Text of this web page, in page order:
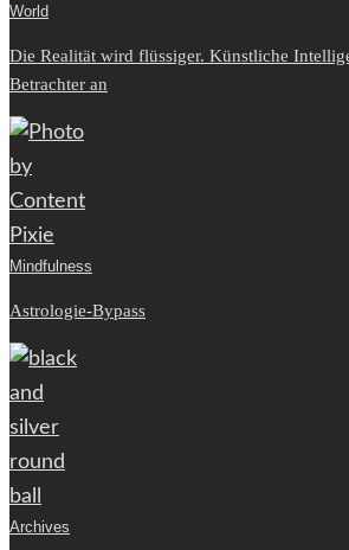
World
Die Realität wird flüssiger. Künstliche
Betrachter an
Mindfulness
Astrologie-Bypass
Archives